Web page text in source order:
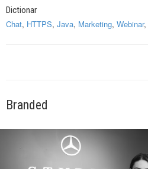
Dictionar
Chat, HTTPS, Java, Marketing, Webinar,
Branded